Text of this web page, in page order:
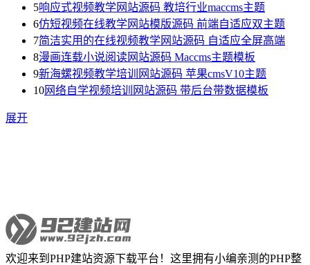
5响应式视频教学网站源码 教培行业maccms主题
6仿短视频在线教学网站模版源码 前端自适应双主题
7简洁实用的在线视频教学网站源码 自适应全屏高端
8漫画连载小说阅读网站源码 Maccms主题模板
9新海螺视频教学培训网站源码 苹果cmsV10主题
10网络自学视频培训网站源码 带后台带数据模板
展开
欢迎来到PHP建站资源下载平台！这里拥有小编亲测的PHP整